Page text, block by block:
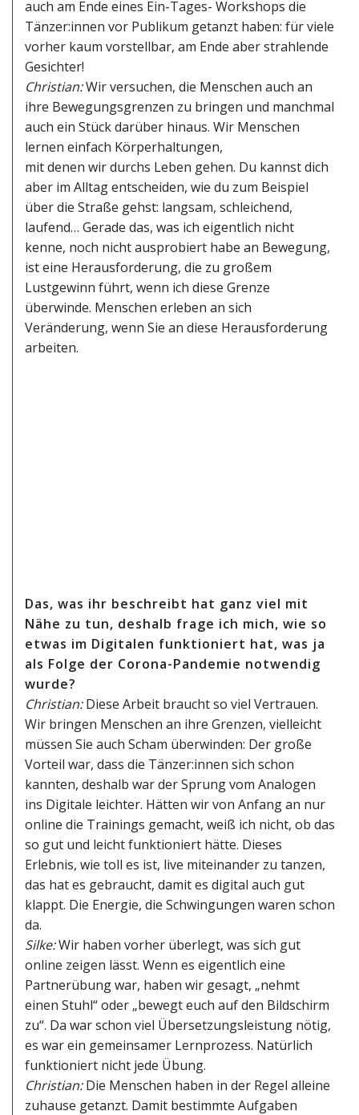
auch am Ende eines Ein-Tages- Workshops die
Tänzer:innen vor Publikum getanzt haben: für viele
vorher kaum vorstellbar, am Ende aber strahlende
Gesichter!
Christian:Wir versuchen, die Menschen auch an
ihre Bewegungsgrenzen zu bringen und manchmal
auch ein Stück darüber hinaus. Wir Menschen
lernen einfach Körperhaltungen,
mit denen wir durchs Leben gehen. Du kannst dich
aber im Alltag entscheiden, wie du zum Beispiel
über die Straße gehst: langsam, schleichend,
laufend… Gerade das, was ich eigentlich nicht
kenne, noch nicht ausprobiert habe an Bewegung,
ist eine Herausforderung, die zu großem
Lustgewinn führt, wenn ich diese Grenze
überwinde. Menschen erleben an sich
Veränderung, wenn Sie an diese Herausforderung
arbeiten.
Das, was ihr beschreibt hat ganz viel mit
Nähe zu tun, deshalb frage ich mich, wie so
etwas im Digitalen funktioniert hat, was ja
als Folge der Corona-Pandemie notwendig
wurde?
Christian:Diese Arbeit braucht so viel Vertrauen.
Wir bringen Menschen an ihre Grenzen, vielleicht
müssen Sie auch Scham überwinden: Der große
Vorteil war, dass die Tänzer:innen sich schon
kannten, deshalb war der Sprung vom Analogen
ins Digitale leichter. Hätten wir von Anfang an nur
online die Trainings gemacht, weiß ich nicht, ob das
so gut und leicht funktioniert hätte. Dieses
Erlebnis, wie toll es ist, live miteinander zu tanzen,
das hat es gebraucht, damit es digital auch gut
klappt. Die Energie, die Schwingungen waren schon
da.
Silke:Wir haben vorher überlegt, was sich gut
online zeigen lässt. Wenn es eigentlich eine
Partnerübung war, haben wir gesagt, „nehmt
einen Stuhl“ oder „bewegt euch auf den Bildschirm
zu“. Da war schon viel Übersetzungsleistung nötig,
es war ein gemeinsamer Lernprozess. Natürlich
funktioniert nicht jede Übung.
Christian:Die Menschen haben in der Regel alleine
zuhause getanzt. Damit bestimmte Aufgaben